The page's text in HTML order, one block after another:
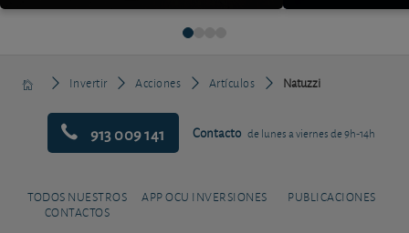
Invertir Acciones Artículos Natuzzi
913 009 141 Contacto de lunes a viernes de 9h-14h
TODOS NUESTROS
CONTACTOS
APP OCU INVERSIONES PUBLICACIONES